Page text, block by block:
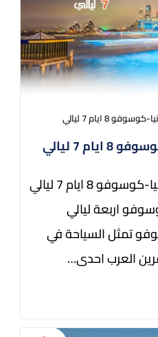
8 ايام 7 ليالي
7 ليالي
افضل برنامج سياحي البانيا-كوسوفو 8 ايام 7 ليالي
اربعة ليالي
تمثل السياحة في
العرب احدى…